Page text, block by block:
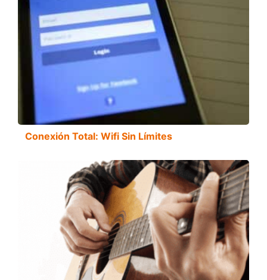
Conexión Total: Wifi Sin Límites